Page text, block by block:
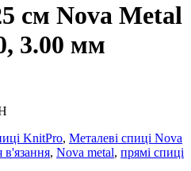
см Nova Metal
3.00 мм
KnitPro, Металеві спиці Nova
в'язання, Nova metal, прямі спиці